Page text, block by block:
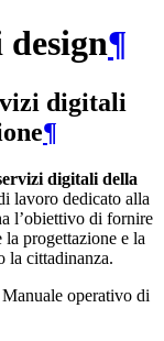
¶
digitali
¶
digitali della
lavoro dedicato alla
l’obiettivo di fornire
progettazione e la
la cittadinanza.
operativo di